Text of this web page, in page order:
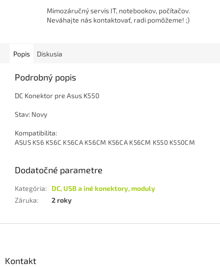
Mimozáručný servis IT, notebookov, počítačov.
Neváhajte nás kontaktovať, radi pomôžeme! ;)
Popis Diskusia
Podrobný popis
DC Konektor pre Asus K550
Stav: Novy
Kompatibilita:
ASUS K56 K56C K56CA K56CM K56CA K56CM K550 K550CM
Dodatočné parametre
Kategória:
DC, USB a iné konektory, moduly
Záruka: 2 roky
Kontakt